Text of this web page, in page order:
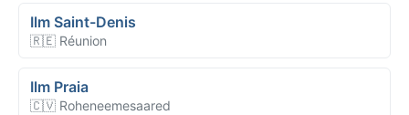
Ilm Saint-Denis
🇷🇪 Réunion
Ilm Praia
🇨🇻 Roheneemesaared